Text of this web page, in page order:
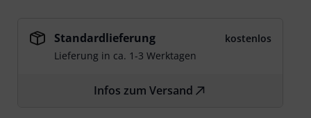
Standardlieferung
kostenlos
Lieferung in ca. 1-3 Werktagen
Infos zum Versand